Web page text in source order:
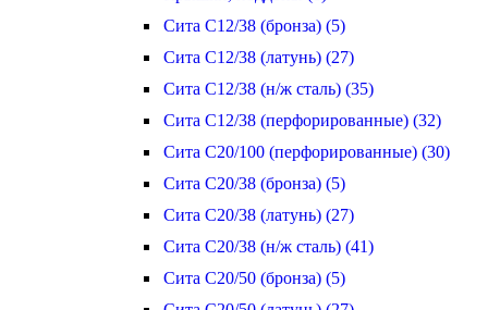
Сита С12/38 (бронза) (5)
Сита С12/38 (латунь) (27)
Сита С12/38 (н/ж сталь) (35)
Сита С12/38 (перфорированные) (32)
Сита С20/100 (перфорированные) (30)
Сита С20/38 (бронза) (5)
Сита С20/38 (латунь) (27)
Сита С20/38 (н/ж сталь) (41)
Сита С20/50 (бронза) (5)